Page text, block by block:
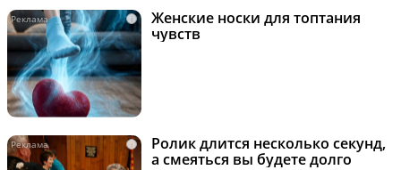
i
Женские носки для топтания
чувств
i
Ролик длится несколько секунд,
а смеяться вы будете долго